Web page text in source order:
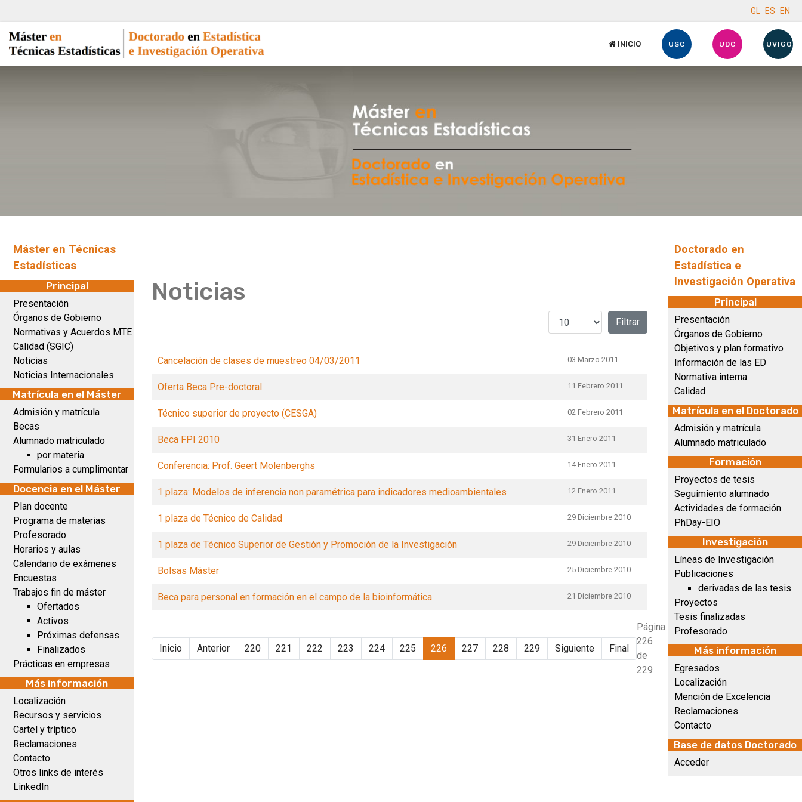
GL ES EN
INICIO USC UDC UVIGO
Máster en Técnicas
Estadísticas
Principal
Presentación
Órganos de Gobierno
Normativas y Acuerdos MTE
Calidad (SGIC)
Noticias
Noticias Internacionales
Matrícula en el Máster
Admisión y matrícula
Becas
Alumnado matriculado
por materia
Formularios a cumplimentar
Docencia en el Máster
Plan docente
Programa de materias
Profesorado
Horarios y aulas
Calendario de exámenes
Encuestas
Trabajos fin de máster
Ofertados
Activos
Próximas defensas
Finalizados
Prácticas en empresas
Más información
Localización
Recursos y servicios
Cartel y tríptico
Reclamaciones
Contacto
Otros links de interés
LinkedIn
Noticias
Cantidad a mostrarFiltrar
Cancelación de clases de muestreo 04/03/2011 03 Marzo 2011
Oferta Beca Pre-doctoral 11 Febrero 2011
Técnico superior de proyecto (CESGA) 02 Febrero 2011
Beca FPI 2010 31 Enero 2011
Conferencia: Prof. Geert Molenberghs 14 Enero 2011
1 plaza: Modelos de inferencia non paramétrica para indicadores medioambientales 12 Enero 2011
1 plaza de Técnico de Calidad 29 Diciembre 2010
1 plaza de Técnico Superior de Gestión y Promoción de la Investigación 29 Diciembre 2010
Bolsas Máster 25 Diciembre 2010
Beca para personal en formación en el campo de la bioinformática 21 Diciembre 2010
Inicio Anterior 220 221 222 223 224 225 226 227 228 229 Siguiente Final
Página
226
de
229
Doctorado en
Estadística e
Investigación Operativa
Principal
Presentación
Órganos de Gobierno
Objetivos y plan formativo
Información de las ED
Normativa interna
Calidad
Matrícula en el Doctorado
Admisión y matrícula
Alumnado matriculado
Formación
Proyectos de tesis
Seguimiento alumnado
Actividades de formación
PhDay-EIO
Investigación
Líneas de Investigación
Publicaciones
derivadas de las tesis
Proyectos
Tesis finalizadas
Profesorado
Más información
Egresados
Localización
Mención de Excelencia
Reclamaciones
Contacto
Base de datos Doctorado
Acceder